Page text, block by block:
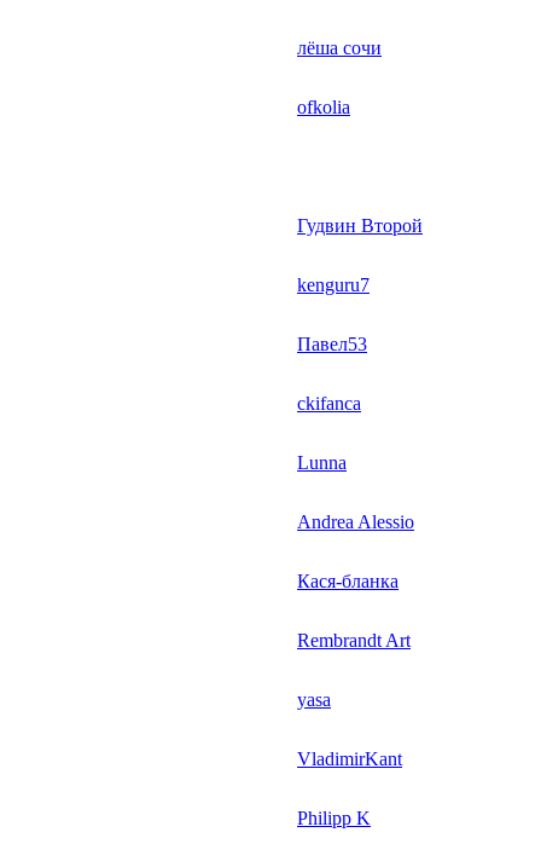
лёша сочи
ofkolia
Гудвин Второй
kenguru7
Павел53
ckifanca
Lunna
Andrea Alessio
Кася-бланка
Rembrandt Art
yasa
VladimirKant
Philipp K